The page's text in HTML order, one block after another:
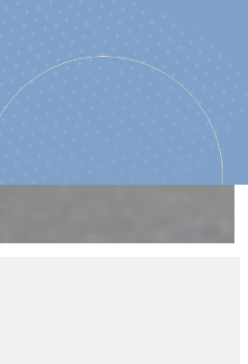
NUMÉROS UTILES
services municipaux
SERVICES